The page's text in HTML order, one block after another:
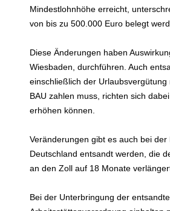
Mindestlohnhöhe erreicht,
von bis zu 500.000 Euro belegt
Diese Änderungen haben
Wiesbaden, durchführen. Auch
einschließlich der
BAU zahlen muss, richten sich
erhöhen können.
Veränderungen gibt es auch bei
Deutschland entsandt werden, die
an den Zoll auf 18 Monate
Bei der Unterbringung der